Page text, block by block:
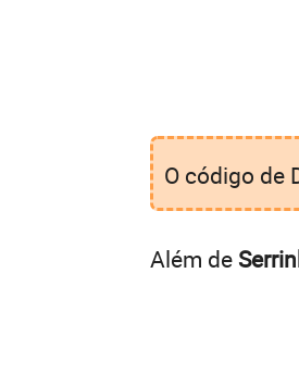
O código de
Além de